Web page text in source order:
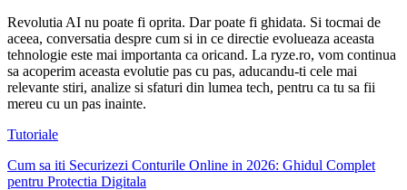
Revolutia AI nu poate fi oprita. Dar poate fi ghidata. Si tocmai de
aceea, conversatia despre cum si in ce directie evolueaza aceasta
tehnologie este mai importanta ca oricand. La ryze.ro, vom continua
sa acoperim aceasta evolutie pas cu pas, aducandu-ti cele mai
relevante stiri, analize si sfaturi din lumea tech, pentru ca tu sa fii
mereu cu un pas inainte.
Tutoriale
Cum sa iti Securizezi Conturile Online in 2026: Ghidul Complet
pentru Protectia Digitala